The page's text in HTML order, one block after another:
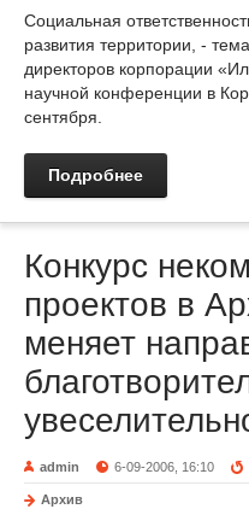
Социальная
развития территории, -
директоров корпорации
научной конференции в
сентября.
Подробнее
Конкурс
проектов в
меняет
admin 6-09-2006, 16:10
Архив